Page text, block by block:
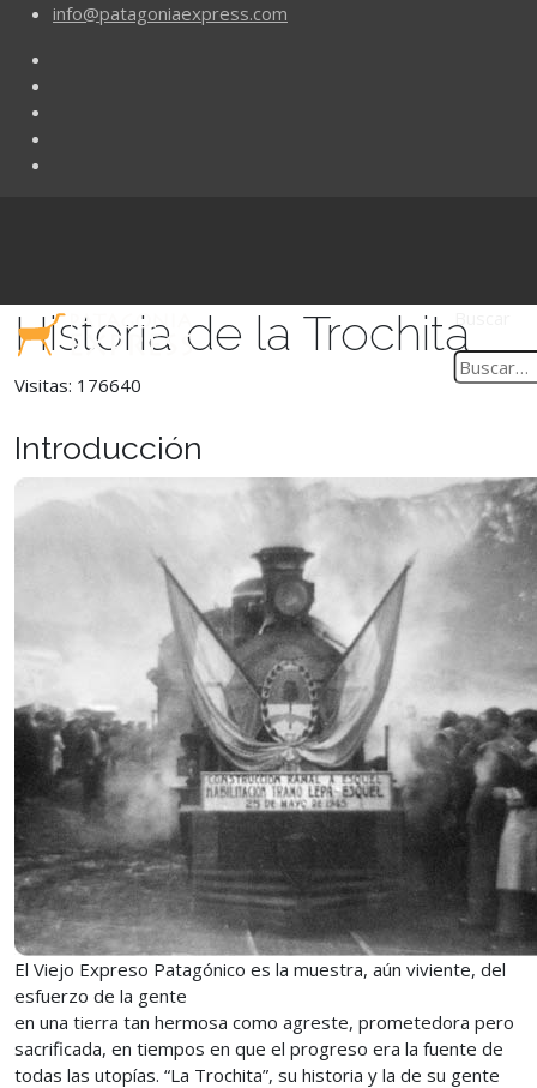
info@patagoniaexpress.com
Historia de la Trochita
Visitas: 176640
Introducción
El Viejo Expreso Patagónico es la muestra, aún viviente, del
esfuerzo de la gente
en una tierra tan hermosa como agreste, prometedora pero
sacrificada, en tiempos en que el progreso era la fuente de
todas las utopías. “La Trochita”, su historia y la de su gente